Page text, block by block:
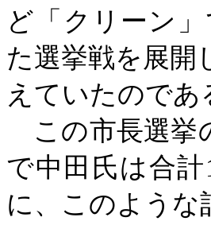
ど「クリーン
た選挙戦を展開
えていたのであ
この市長選挙
で中田氏は合計
に、このような